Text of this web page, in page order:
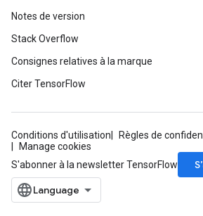
Notes de version
Stack Overflow
Consignes relatives à la marque
Citer TensorFlow
Conditions d'utilisation
Règles de
Manage cookies
S'abonner à la newsletter TensorFlow